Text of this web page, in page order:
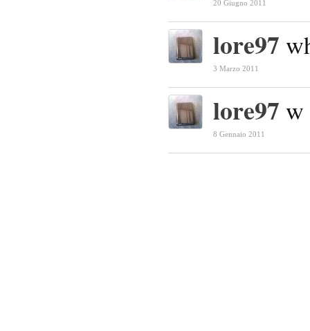
20 Giugno 2011
lore97
3 Marzo 2011
lore97 w
8 Gennaio 2011